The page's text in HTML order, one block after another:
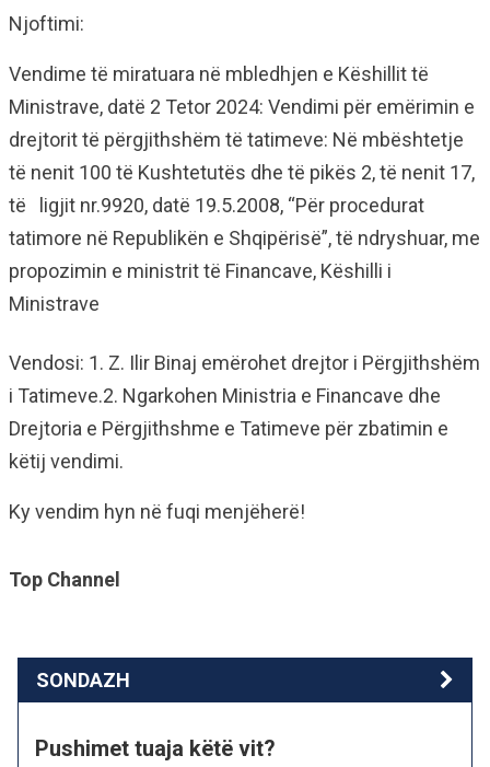
Njoftimi:
Vendime të miratuara në mbledhjen e Këshillit të
Ministrave, datë 2 Tetor 2024: Vendimi për emërimin e
drejtorit të përgjithshëm të tatimeve: Në mbështetje
të nenit 100 të Kushtetutës dhe të pikës 2, të nenit 17,
të ligjit nr.9920, datë 19.5.2008, “Për procedurat
tatimore në Republikën e Shqipërisë”, të ndryshuar, me
propozimin e ministrit të Financave, Këshilli i
Ministrave
Vendosi: 1. Z. Ilir Binaj emërohet drejtor i Përgjithshëm
i Tatimeve.2. Ngarkohen Ministria e Financave dhe
Drejtoria e Përgjithshme e Tatimeve për zbatimin e
këtij vendimi.
Ky vendim hyn në fuqi menjëherë!
Top Channel
SONDAZH
Pushimet tuaja këtë vit?